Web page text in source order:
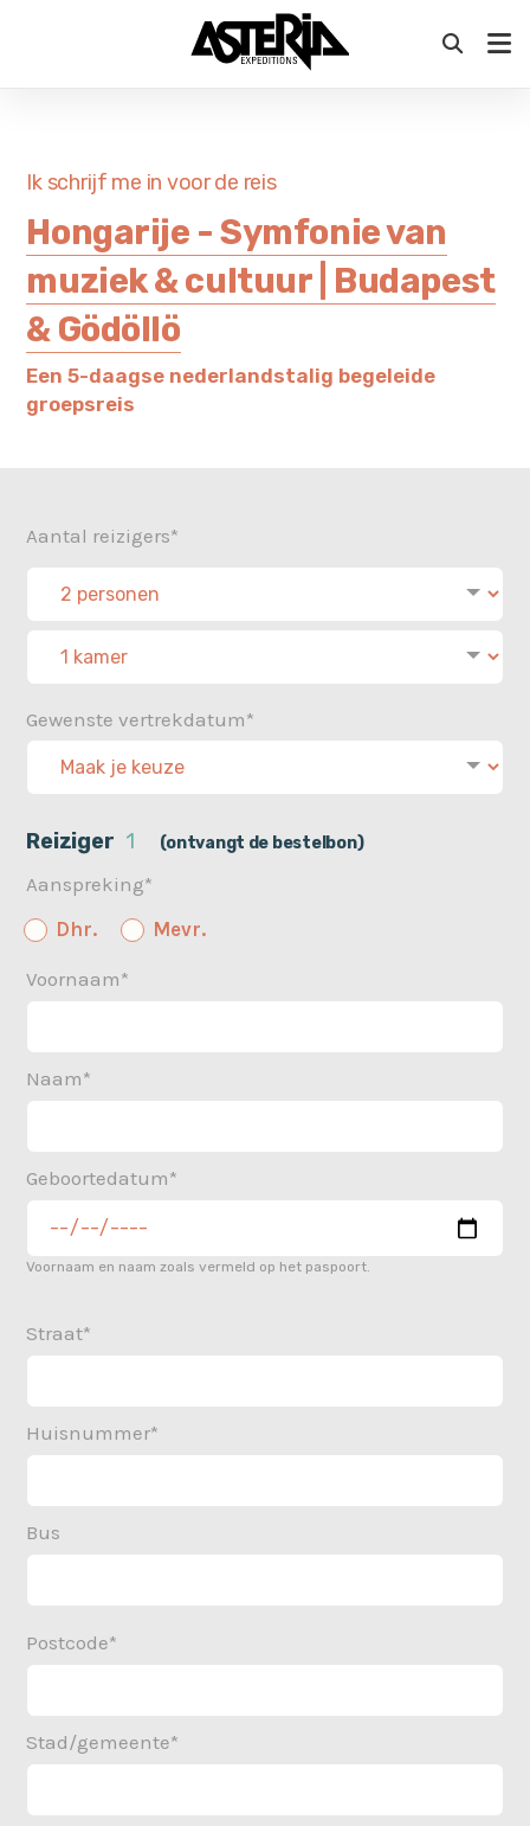
VOORSTELLING AANBOD 2027 - Ontdek ons aanbod
voor komend jaar op zaterdag 12 september in
Ik schrijf me in voor de reis
Hongarije - Symfonie van
muziek & cultuur | Budapest
& Gödöllö
Een 5-daagse nederlandstalig begeleide
groepsreis
Aantal reizigers*
Gewenste vertrekdatum*
Reiziger 1 (ontvangt de bestelbon)
Aanspreking*
Dhr.
Mevr.
Voornaam*
Naam*
Geboortedatum*
Voornaam en naam zoals vermeld op het paspoort.
Straat*
Huisnummer*
Bus
Postcode*
Stad/gemeente*